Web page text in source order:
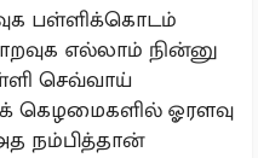
பள்ளிக்கொடம்
எல்லாம் நின்னு
செவ்வாய்
கெழமைகளில் ஓரளவு
நம்பித்தான்